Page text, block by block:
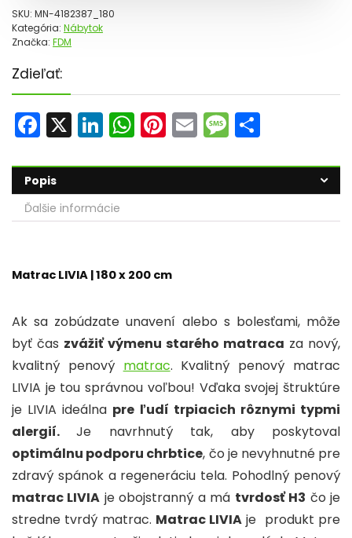
SKU: MN-4182387_180
Kategória: Nábytok
Značka: FDM
Zdieľať:
F
a
c
e
b
o
X Li
n
k
e
dI
W
h
a
ts
A
p
Pi
nt
er
e
st
E
m
ai
l
M
e
s
s
a
ar
e
Popis
Ďalšie informácie
Matrac LIVIA | 180 x 200 cm
Ak sa zobúdzate unavení alebo s bolesťami, môže
byť čas zvážiť výmenu starého matraca za nový,
kvalitný penový matrac. Kvalitný penový matrac
LIVIA je tou správnou voľbou! Vďaka svojej štruktúre
je LIVIA ideálna pre ľudí trpiacich rôznymi typmi
alergií.Je navrhnutý tak, aby poskytoval
optimálnu podporu chrbtice, čo je nevyhnutné pre
zdravý spánok a regeneráciu tela. Pohodlný penový
matrac LIVIA je obojstranný a má tvrdosť H3 čo je
stredne tvrdý matrac. Matrac LIVIA je produkt pre